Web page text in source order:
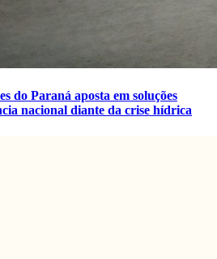
do Paraná aposta em soluções
nacional diante da crise hídrica